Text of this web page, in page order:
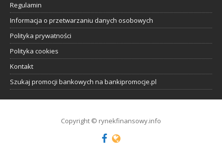
Regulamin
Informacja o przetwarzaniu danych osobowych
Polityka prywatności
Polityka cookies
Kontakt
Szukaj promocji bankowych na bankipromocje.pl
Copyright © rynekfinansowy.info